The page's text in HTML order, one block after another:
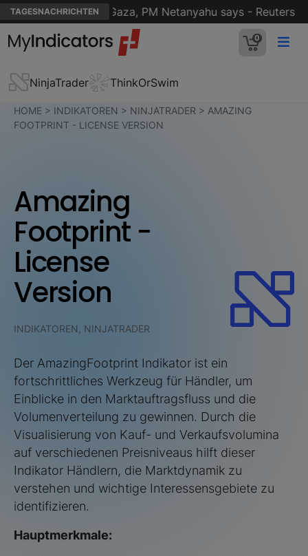
TAGESNACHRICHTEN
point plan for Gaza, PM Netanyahu says - Reuters
0
NinjaTrader ThinkOrSwim
HOME > INDIKATOREN > NINJATRADER > AMAZING
FOOTPRINT - LICENSE VERSION
Amazing
Footprint -
License
Version
INDIKATOREN, NINJATRADER
Der AmazingFootprint Indikator ist ein
fortschrittliches Werkzeug für Händler, um
Einblicke in den Marktauftragsfluss und die
Volumenverteilung zu gewinnen. Durch die
Visualisierung von Kauf- und Verkaufsvolumina
auf verschiedenen Preisniveaus hilft dieser
Indikator Händlern, die Marktdynamik zu
verstehen und wichtige Interessensgebiete zu
identifizieren.
Hauptmerkmale: